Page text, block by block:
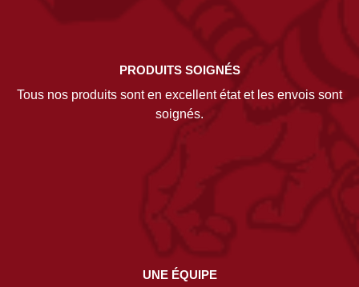
PRODUITS SOIGNÉS
Tous nos produits sont en excellent état et les envois sont
soignés.
UNE ÉQUIPE